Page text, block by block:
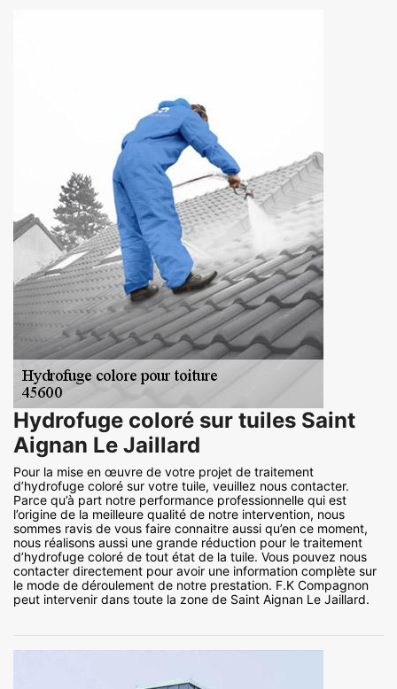
Hydrofuge coloré sur tuiles Saint
Aignan Le Jaillard
Pour la mise en œuvre de votre projet de traitement
d’hydrofuge coloré sur votre tuile, veuillez nous contacter.
Parce qu’à part notre performance professionnelle qui est
l’origine de la meilleure qualité de notre intervention, nous
sommes ravis de vous faire connaitre aussi qu’en ce moment,
nous réalisons aussi une grande réduction pour le traitement
d’hydrofuge coloré de tout état de la tuile. Vous pouvez nous
contacter directement pour avoir une information complète sur
le mode de déroulement de notre prestation. F.K Compagnon
peut intervenir dans toute la zone de Saint Aignan Le Jaillard.